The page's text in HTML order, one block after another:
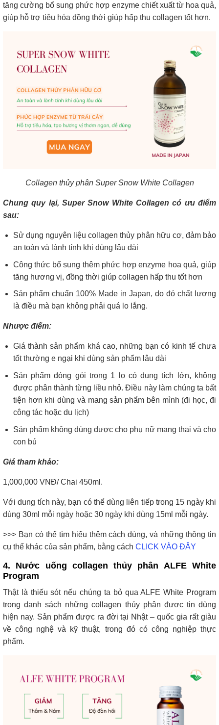
tăng cường bổ sung phức hợp enzyme chiết xuất từ hoa quả,
giúp hỗ trợ tiêu hóa đồng thời giúp hấp thu collagen tốt hơn.
Collagen thủy phân Super Snow White Collagen
Chung quy lại, Super Snow White Collagen có ưu điểm
sau:
Sử dụng nguyên liệu collagen thủy phân hữu cơ, đảm bảo
an toàn và lành tính khi dùng lâu dài
Công thức bổ sung thêm phức hợp enzyme hoa quả, giúp
tăng hương vị, đồng thời giúp collagen hấp thu tốt hơn
Sản phẩm chuẩn 100% Made in Japan, do đó chất lượng
là điều mà bạn không phải quá lo lắng.
Nhược điểm:
Giá thành sản phẩm khá cao, những bạn có kinh tế chưa
tốt thường e ngại khi dùng sản phẩm lâu dài
Sản phẩm đóng gói trong 1 lọ có dung tích lớn, không
được phân thành từng liều nhỏ. Điều này làm chúng ta bất
tiện hơn khi dùng và mang sản phẩm bên mình (đi học, đi
công tác hoặc du lịch)
Sản phẩm không dùng được cho phụ nữ mang thai và cho
con bú
Giá tham khảo:
1,000,000 VNĐ/ Chai 450ml.
Với dung tích này, bạn có thể dùng liên tiếp trong 15 ngày khi
dùng 30ml mỗi ngày hoặc 30 ngày khi dùng 15ml mỗi ngày.
>>> Bạn có thể tìm hiểu thêm cách dùng, và những thông tin
cụ thể khác của sản phẩm, bằng cách CLICK VÀO ĐÂY
4. Nước uống collagen thủy phân ALFE White
Program
Thật là thiếu sót nếu chúng ta bỏ qua ALFE White Program
trong danh sách những collagen thủy phân được tin dùng
hiện nay. Sản phẩm được ra đời tại Nhật – quốc gia rất giàu
về công nghệ và kỹ thuật, trong đó có công nghiệp thực
phẩm.